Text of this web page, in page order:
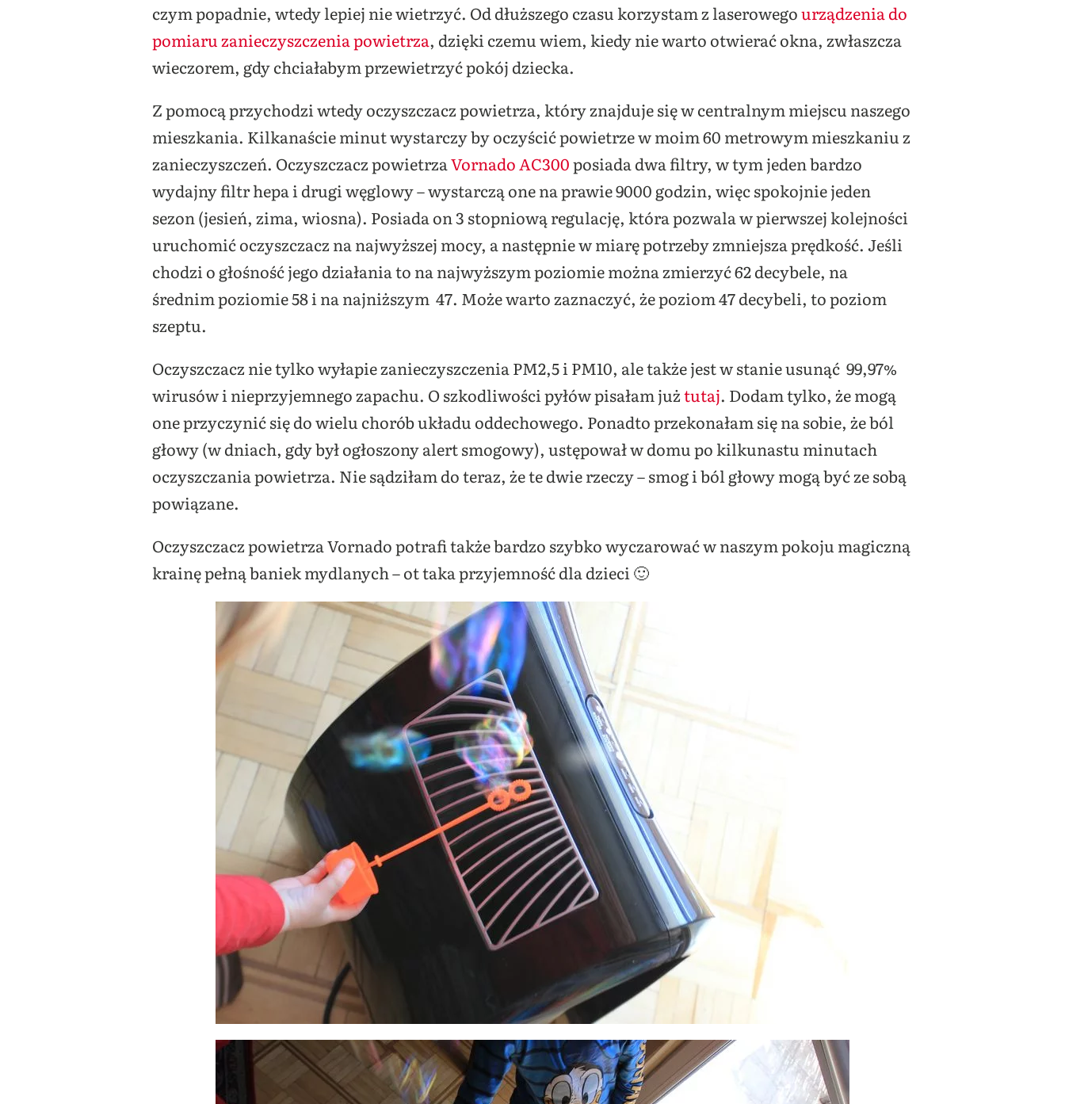
czym popadnie, wtedy lepiej nie wietrzyć. Od dłuższego czasu korzystam z laserowegourządzenia do
pomiaru zanieczyszczenia powietrza, dzięki czemu wiem, kiedy nie warto otwierać okna, zwłaszcza
wieczorem, gdy chciałabym przewietrzyć pokój dziecka.
Z pomocą przychodzi wtedyoczyszczacz powietrza, który znajduje się w centralnym miejscu naszego
mieszkania. Kilkanaście minut wystarczy by oczyścić powietrze w moim 60 metrowym mieszkaniu z
zanieczyszczeń. Oczyszczacz powietrzaVornado AC300posiada dwa filtry, w tym jeden bardzo
wydajny filtr hepa i drugi węglowy – wystarczą one na prawie 9000 godzin, więc spokojnie jeden
sezon (jesień, zima, wiosna). Posiada on 3 stopniową regulację, która pozwala w pierwszej kolejności
uruchomić oczyszczacz na najwyższej mocy, a następnie w miarę potrzeby zmniejsza prędkość. Jeśli
chodzi o głośność jego działania to na najwyższym poziomie można zmierzyć 62 decybele, na
średnim poziomie 58 i na najniższym 47. Może warto zaznaczyć, że poziom 47 decybeli, to poziom
szeptu.
Oczyszczacz nie tylko wyłapie zanieczyszczenia PM2,5 i PM10, ale także jest w stanie usunąć 99,97%
wirusów i nieprzyjemnego zapachu. O szkodliwości pyłów pisałam jużtutaj. Dodam tylko, że mogą
one przyczynić się do wielu chorób układu oddechowego. Ponadto przekonałam się na sobie, że ból
głowy (w dniach, gdy był ogłoszony alert smogowy), ustępował w domu po kilkunastu minutach
oczyszczania powietrza. Nie sądziłam do teraz, że te dwie rzeczy – smog i ból głowy mogą być ze sobą
powiązane.
Oczyszczacz powietrza Vornado potrafi także bardzo szybko wyczarować w naszym pokoju magiczną
krainę pełną baniek mydlanych – ot taka przyjemność dla dzieci 🙂